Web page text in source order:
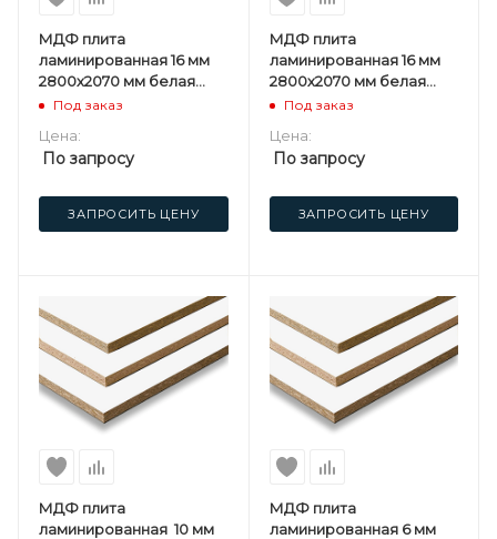
МДФ плита
ламинированная 16 мм
2800х2070 мм белая
односторонняя
Под заказ
Цена:
По запросу
ЗАПРОСИТЬ ЦЕНУ
МДФ плита
ламинированная 16 мм
2800х2070 мм белая
двусторонняя
Под заказ
Цена:
По запросу
ЗАПРОСИТЬ ЦЕНУ
МДФ плита
ламинированная 10 мм
МДФ плита
ламинированная 6 мм